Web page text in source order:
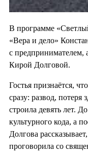
В программе
«Вера и дело»
с предпринимателем,
Кирой Долговой.
Гостья признаётся,
сразу: развод, потеря
строила девять лет.
культурного кода, а
Долгова
проговорила со